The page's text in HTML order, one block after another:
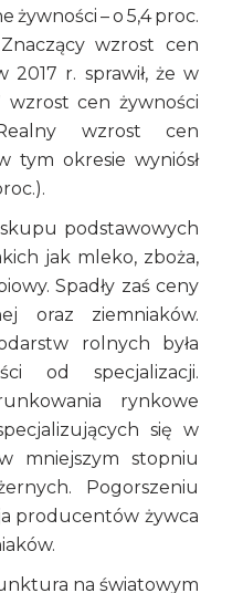
żywności – o 5,4 proc.
wzrost cen
2017 r. sprawił, że w
wzrost cen żywności
wzrost cen
tym okresie wyniósł
podstawowych
jak mleko, zboża,
Spadły zaś ceny
oraz ziemniaków.
rolnych była
od specjalizacji.
rynkowe
się w
mniejszym stopniu
Pogorszeniu
producentów żywca
na światowym